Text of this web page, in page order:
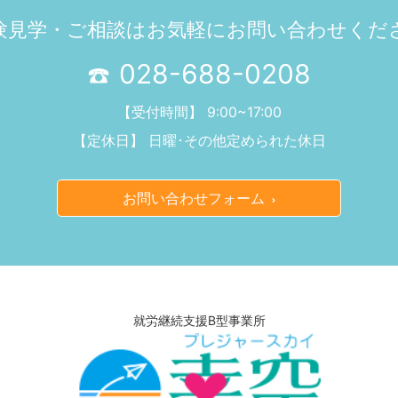
見学・ご相談はお気軽にお問い合わせくだ
028-688-0208
【受付時間】 9:00~17:00
【定休日】 日曜･その他定められた休日
お問い合わせフォーム
就労継続支援B型事業所